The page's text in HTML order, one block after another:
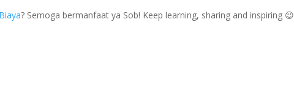
? Semoga bermanfaat ya Sob! Keep learning, sharing and inspiring 😉